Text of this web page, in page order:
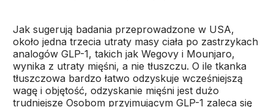
Jak sugerują badania przeprowadzone w USA,
około jedna trzecia utraty masy ciała po zastrzykach
analogów GLP-1, takich jak Wegovy i Mounjaro,
wynika z utraty mięśni, a nie tłuszczu. O ile tkanka
tłuszczowa bardzo łatwo odzyskuje wcześniejszą
wagę i objętość, odzyskanie mięśni jest dużo
trudniejsze Osobom przyjmującym GLP-1 zaleca się